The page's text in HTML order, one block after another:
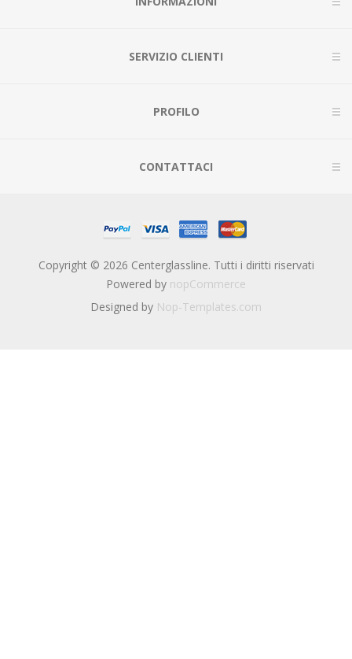
SERVIZIO CLIENTI
PROFILO
CONTATTACI
Copyright © 2026 Centerglassline. Tutti i diritti riservati
Powered by nopCommerce
Designed by Nop-Templates.com